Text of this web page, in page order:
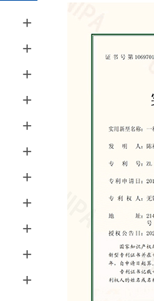
+
+
+
+
+
+
+
+
+
+
+